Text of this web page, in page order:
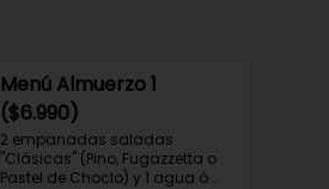
Menú Almuerzo 1
($6.990)
2 empanadas saladas
"Clásicas" (Pino, Fugazzetta o
Pastel de Choclo) y 1 agua ó